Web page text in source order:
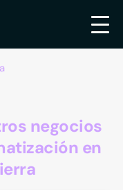
negocios
en